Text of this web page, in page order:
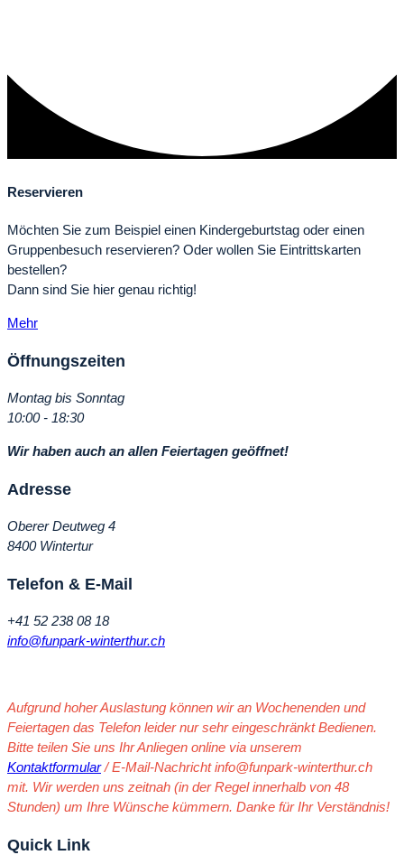
Reservieren
Möchten Sie zum Beispiel einen Kin­der­ge­burts­tag oder einen
Grup­pen­be­such reser­vie­ren? Oder wollen Sie Ein­tritts­kar­ten
bestel­len?
Dann sind Sie hier genau richtig!
Mehr
Öffnungszeiten
Montag bis Sonntag
10:00 - 18:30
Wir haben auch an allen Feiertagen geöffnet!
Adresse
Oberer Deutweg 4
8400 Wintertur
Telefon & E-Mail
+41 52 238 08 18
info@funpark-winterthur.ch
Aufgrund hoher Auslastung können wir an Wochenenden und
Feiertagen das Telefon leider nur sehr eingeschränkt Bedienen.
Bitte teilen Sie uns Ihr Anliegen online via unserem
Kontaktformular/ E-Mail-Nachricht info@funpark-winterthur.ch
mit. Wir werden uns zeitnah (in der Regel innerhalb von 48
Stunden) um Ihre Wünsche kümmern. Danke für Ihr Verständnis!
Quick Link